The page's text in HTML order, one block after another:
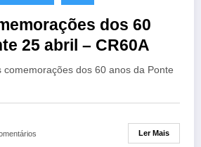
dos 60
25 abril – CR60A
comemorações dos 60 anos da Ponte
Ler Mais